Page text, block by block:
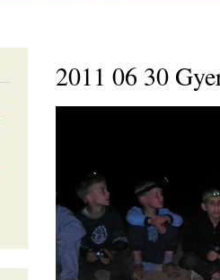
2011 06 30